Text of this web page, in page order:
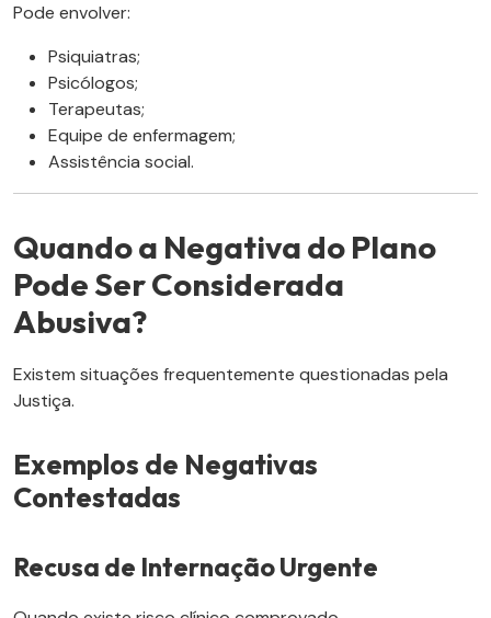
Pode envolver:
Psiquiatras;
Psicólogos;
Terapeutas;
Equipe de enfermagem;
Assistência social.
Quando a Negativa do Plano
Pode Ser Considerada
Abusiva?
Existem situações frequentemente questionadas pela
Justiça.
Exemplos de Negativas
Contestadas
Recusa de Internação Urgente